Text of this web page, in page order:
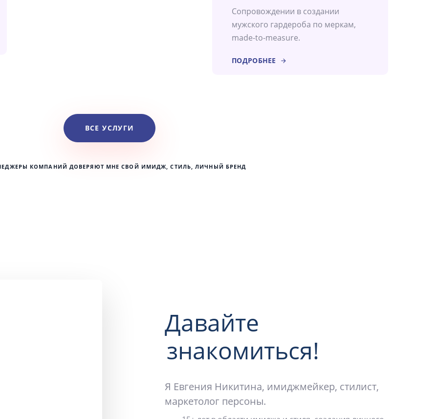
Сопровождении в создании
мужского гардероба по меркам,
made-to-measure.
ПОДРОБНЕЕ
ВСЕ УСЛУГИ
КОМПАНИЙ ДОВЕРЯЮТ МНЕ СВОЙ ИМИДЖ, СТИЛЬ, ЛИЧНЫЙ БРЕНД
Давайте
знакомиться!
Я Евгения Никитина, имиджмейкер, стилист,
маркетолог персоны.